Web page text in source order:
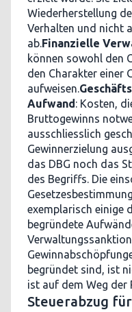
Wiederherstellung
Verhalten und nicht
ab.Finanzielle
können sowohl den
den Charakter einer
aufweisen.
Aufwand: Kosten,
Bruttogewinns
ausschliesslich
Gewinnerzielung
das DBG noch das
des Begriffs. Die
exemplarisch einige
begründete
begründet sind, ist
ist auf dem Weg der
Steuerabzug